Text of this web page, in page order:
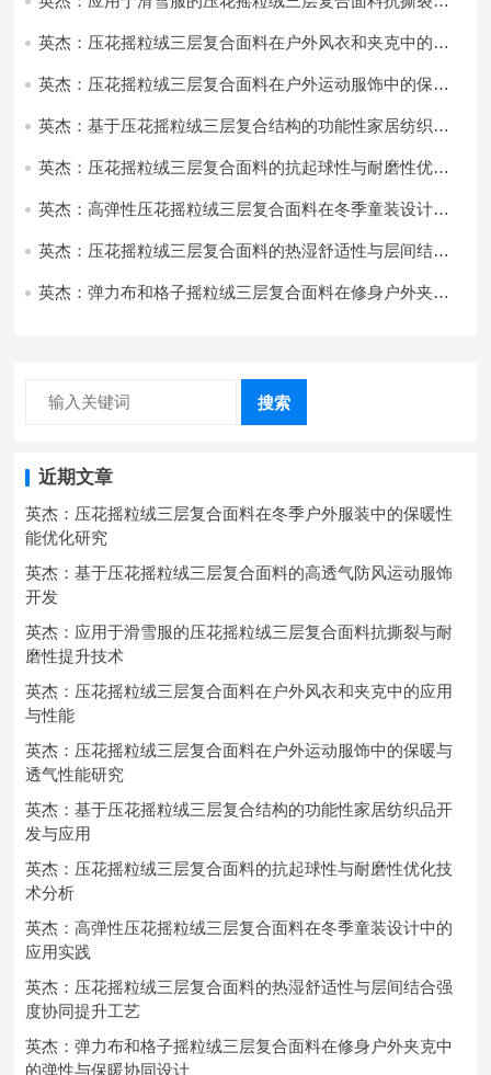
英杰：压花摇粒绒三层复合面料在户外风衣和夹克中的应
英杰：压花摇粒绒三层复合面料在户外运动服饰中的保暖
英杰：基于压花摇粒绒三层复合结构的功能性家居纺织品
英杰：压花摇粒绒三层复合面料的抗起球性与耐磨性优化
英杰：高弹性压花摇粒绒三层复合面料在冬季童装设计中
英杰：压花摇粒绒三层复合面料的热湿舒适性与层间结合
英杰：弹力布和格子摇粒绒三层复合面料在修身户外夹克
搜索
近期文章
英杰：压花摇粒绒三层复合面料在冬季户外服装中的保暖性
能优化研究
英杰：基于压花摇粒绒三层复合面料的高透气防风运动服饰
开发
英杰：应用于滑雪服的压花摇粒绒三层复合面料抗撕裂与耐
磨性提升技术
英杰：压花摇粒绒三层复合面料在户外风衣和夹克中的应用
与性能
英杰：压花摇粒绒三层复合面料在户外运动服饰中的保暖与
透气性能研究
英杰：基于压花摇粒绒三层复合结构的功能性家居纺织品开
发与应用
英杰：压花摇粒绒三层复合面料的抗起球性与耐磨性优化技
术分析
英杰：高弹性压花摇粒绒三层复合面料在冬季童装设计中的
应用实践
英杰：压花摇粒绒三层复合面料的热湿舒适性与层间结合强
度协同提升工艺
英杰：弹力布和格子摇粒绒三层复合面料在修身户外夹克中
的弹性与保暖协同设计